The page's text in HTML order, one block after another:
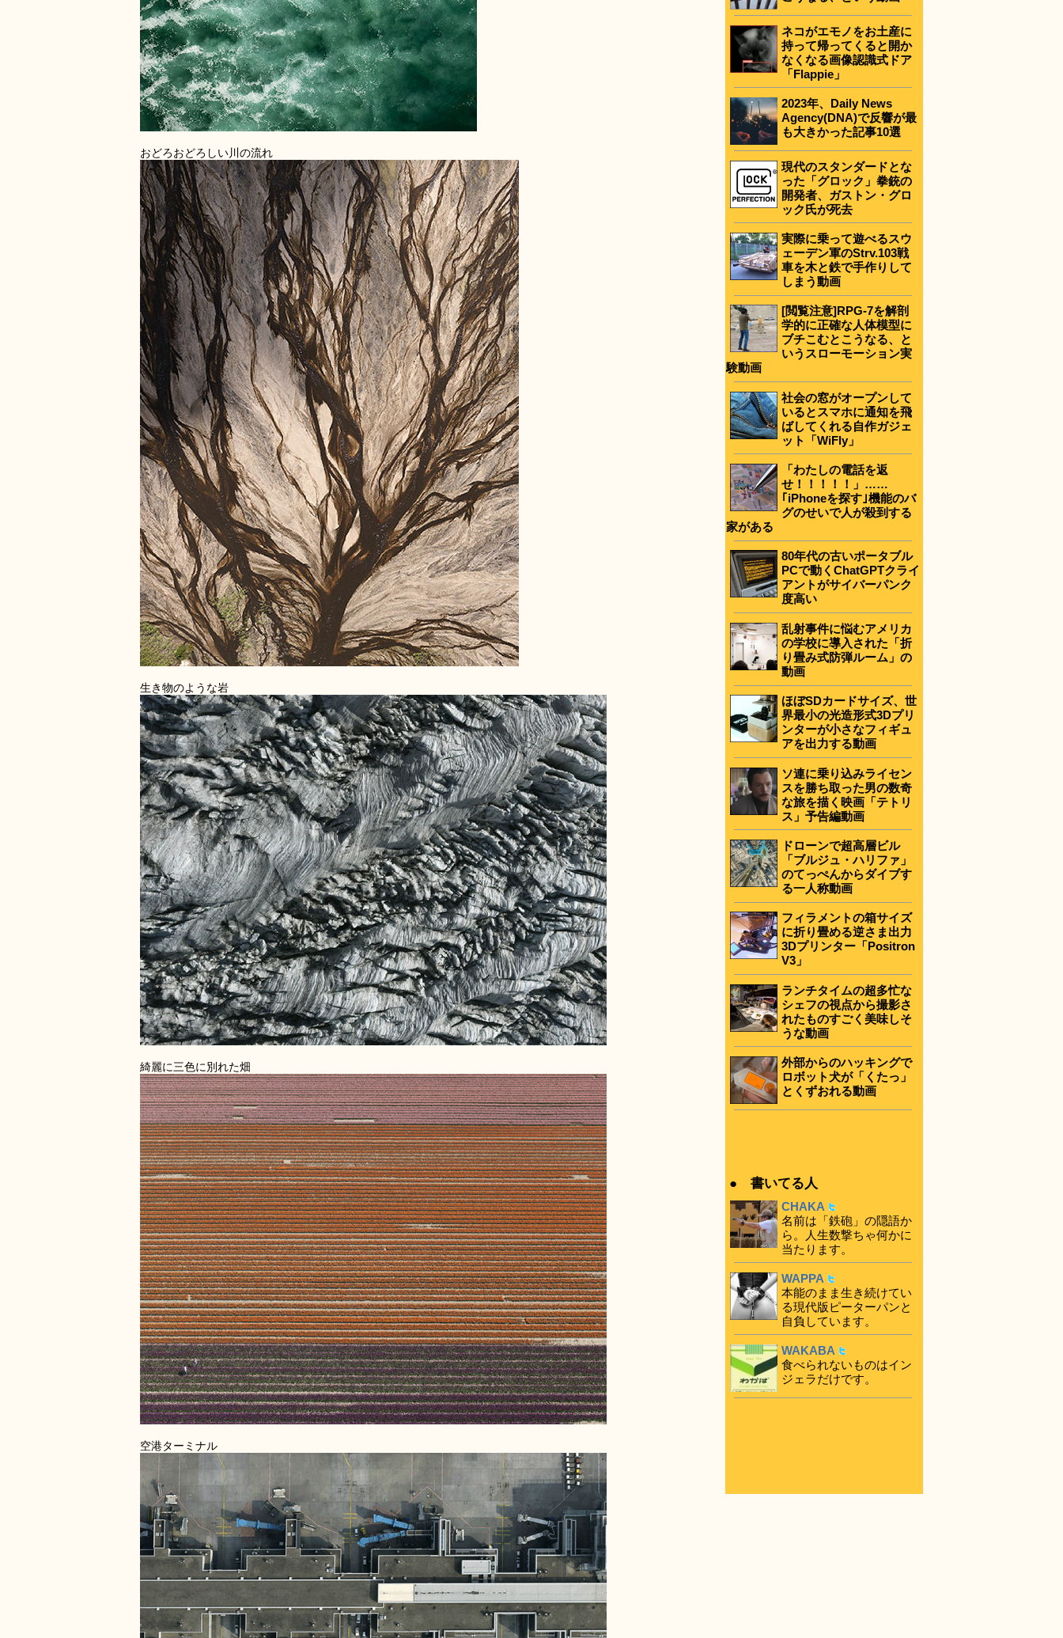
おどろおどろしい川の流れ
生き物のような岩
綺麗に三色に別れた畑
空港ターミナル
ネコがエモノをお土産に
持って帰ってくると開か
なくなる画像認識式ドア
「Flappie」
2023年、Daily News
Agency(DNA)で反響が最
も大きかった記事10選
現代のスタンダードとな
った「グロック」拳銃の
開発者、ガストン・グロ
ック氏が死去
実際に乗って遊べるスウ
ェーデン軍のStrv.103戦
車を木と鉄で手作りして
しまう動画
[閲覧注意]RPG-7を解剖
学的に正確な人体模型に
ブチこむとこうなる、と
いうスローモーション実
験動画
社会の窓がオープンして
いるとスマホに通知を飛
ばしてくれる自作ガジェ
ット「WiFly」
「わたしの電話を返
せ！！！！！」……
｢iPhoneを探す｣機能のバ
グのせいで人が殺到する
家がある
80年代の古いポータブル
PCで動くChatGPTクライ
アントがサイバーパンク
度高い
乱射事件に悩むアメリカ
の学校に導入された「折
り畳み式防弾ルーム」の
動画
ほぼSDカードサイズ、世
界最小の光造形式3Dプリ
ンターが小さなフィギュ
アを出力する動画
ソ連に乗り込みライセン
スを勝ち取った男の数奇
な旅を描く映画「テトリ
ス」予告編動画
ドローンで超高層ビル
「ブルジュ・ハリファ」
のてっぺんからダイブす
る一人称動画
フィラメントの箱サイズ
に折り畳める逆さま出力
3Dプリンター「Positron
V3」
ランチタイムの超多忙な
シェフの視点から撮影さ
れたものすごく美味しそ
うな動画
外部からのハッキングで
ロボット犬が「くたっ」
とくずおれる動画
● 書いてる人
CHAKA
名前は「鉄砲」の隠語か
ら。人生数撃ちゃ何かに
当たります。
WAPPA
本能のまま生き続けてい
る現代版ピーターパンと
自負しています。
WAKABA
食べられないものはイン
ジェラだけです。